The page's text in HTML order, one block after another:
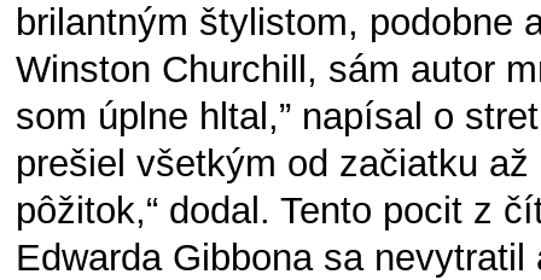
brilantným štylistom, podobne
Winston Churchill, sám autor
som úplne hltal,” napísal o
prešiel všetkým od začiatku
pôžitok,“ dodal. Tento pocit z
Edwarda Gibbona sa